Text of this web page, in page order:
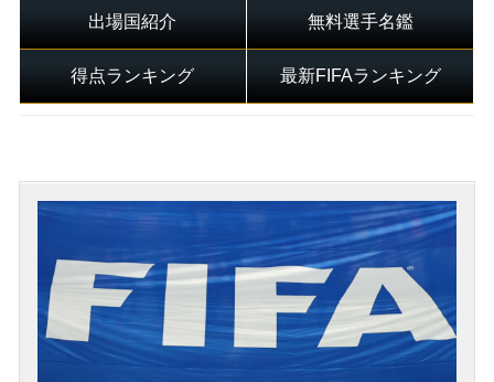
出場国紹介 無料選手名鑑
得点ランキング 最新FIFAランキング